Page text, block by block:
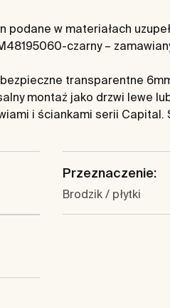
podane w materiałach
czarny –
transparentne
montaż jako drzwi lewe
i ściankami serii
Przeznaczenie:
Brodzik / płytki